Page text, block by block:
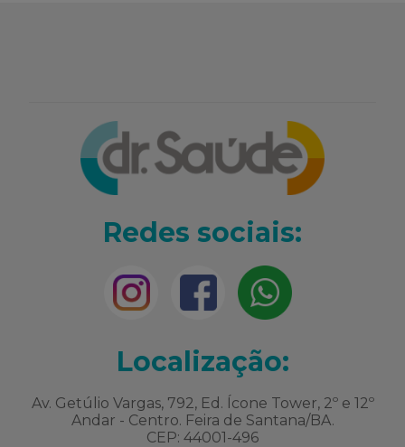
Redes sociais:
Localização:
Av. Getúlio Vargas, 792, Ed. Ícone Tower, 2º e 12º
Andar - Centro. Feira de Santana/BA.
CEP: 44001-496